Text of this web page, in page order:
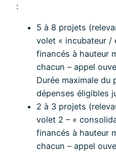
:
5 à 8 projets
volet « incubateur /
financés à hauteur
chacun – appel
Durée maximale du
dépenses éligibles
2 à 3 projets
volet 2 – «
financés à hauteur
chacun – appel